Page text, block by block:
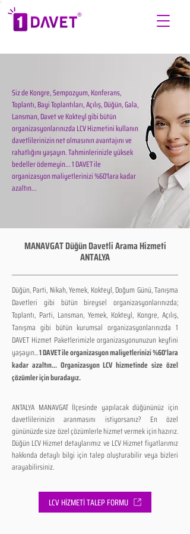
Siz de Kongre, Sempozyum, Konferans,
Toplantı, Bayi Toplantıları, Açılış, Düğün, Gala,
Lansman, Davet ve Kokteyl gibi bütün
organizasyonlarınızda LCV Hizmetini kullanın
davetlilerinizin net olmasının avantajını ve
rahatlığını yaşayın. Tahminlerinizle yüksek
bedeller ödemeyin... 1 DAVET ile
organizasyon maliyetlerinizi %60'lara kadar
azaltın...
MANAVGAT Düğün Davetli Arama Hizmeti
ANTALYA
Düğün, Parti, Nikah, Yemek, Kokteyl, Doğum Günü, Tanışma
Davetleri gibi bütün bireysel organizasyonlarınızda;
Toplantı, Parti, Lansman, Yemek, Kokteyl, Kongre, Açılış,
Tanışma gibi bütün kurumsal organizasyonlarınızda 1
DAVET Hizmet Paketlerimizle organizasyonunuzun keyfini
yaşayın...1 DAVET ile organizasyon maliyetlerinizi %60'lara
kadar azaltın... Organizasyon LCV hizmetinde size özel
çözümler için buradayız.
ANTALYA MANAVGAT İlçesinde yapılacak düğününüz için
davetlilerinizin aranmasını istiyorsanız? En özel
gününüzde size özel çözümlerle hizmet vermek için hazırız.
Düğün LCV Hizmet detaylarımız ve LCV Hizmet fiyatlarımız
hakkında detaylı bilgi için talep oluşturabilir veya bizleri
arayabilirsiniz.
LCV HİZMETİ TALEP FORMU